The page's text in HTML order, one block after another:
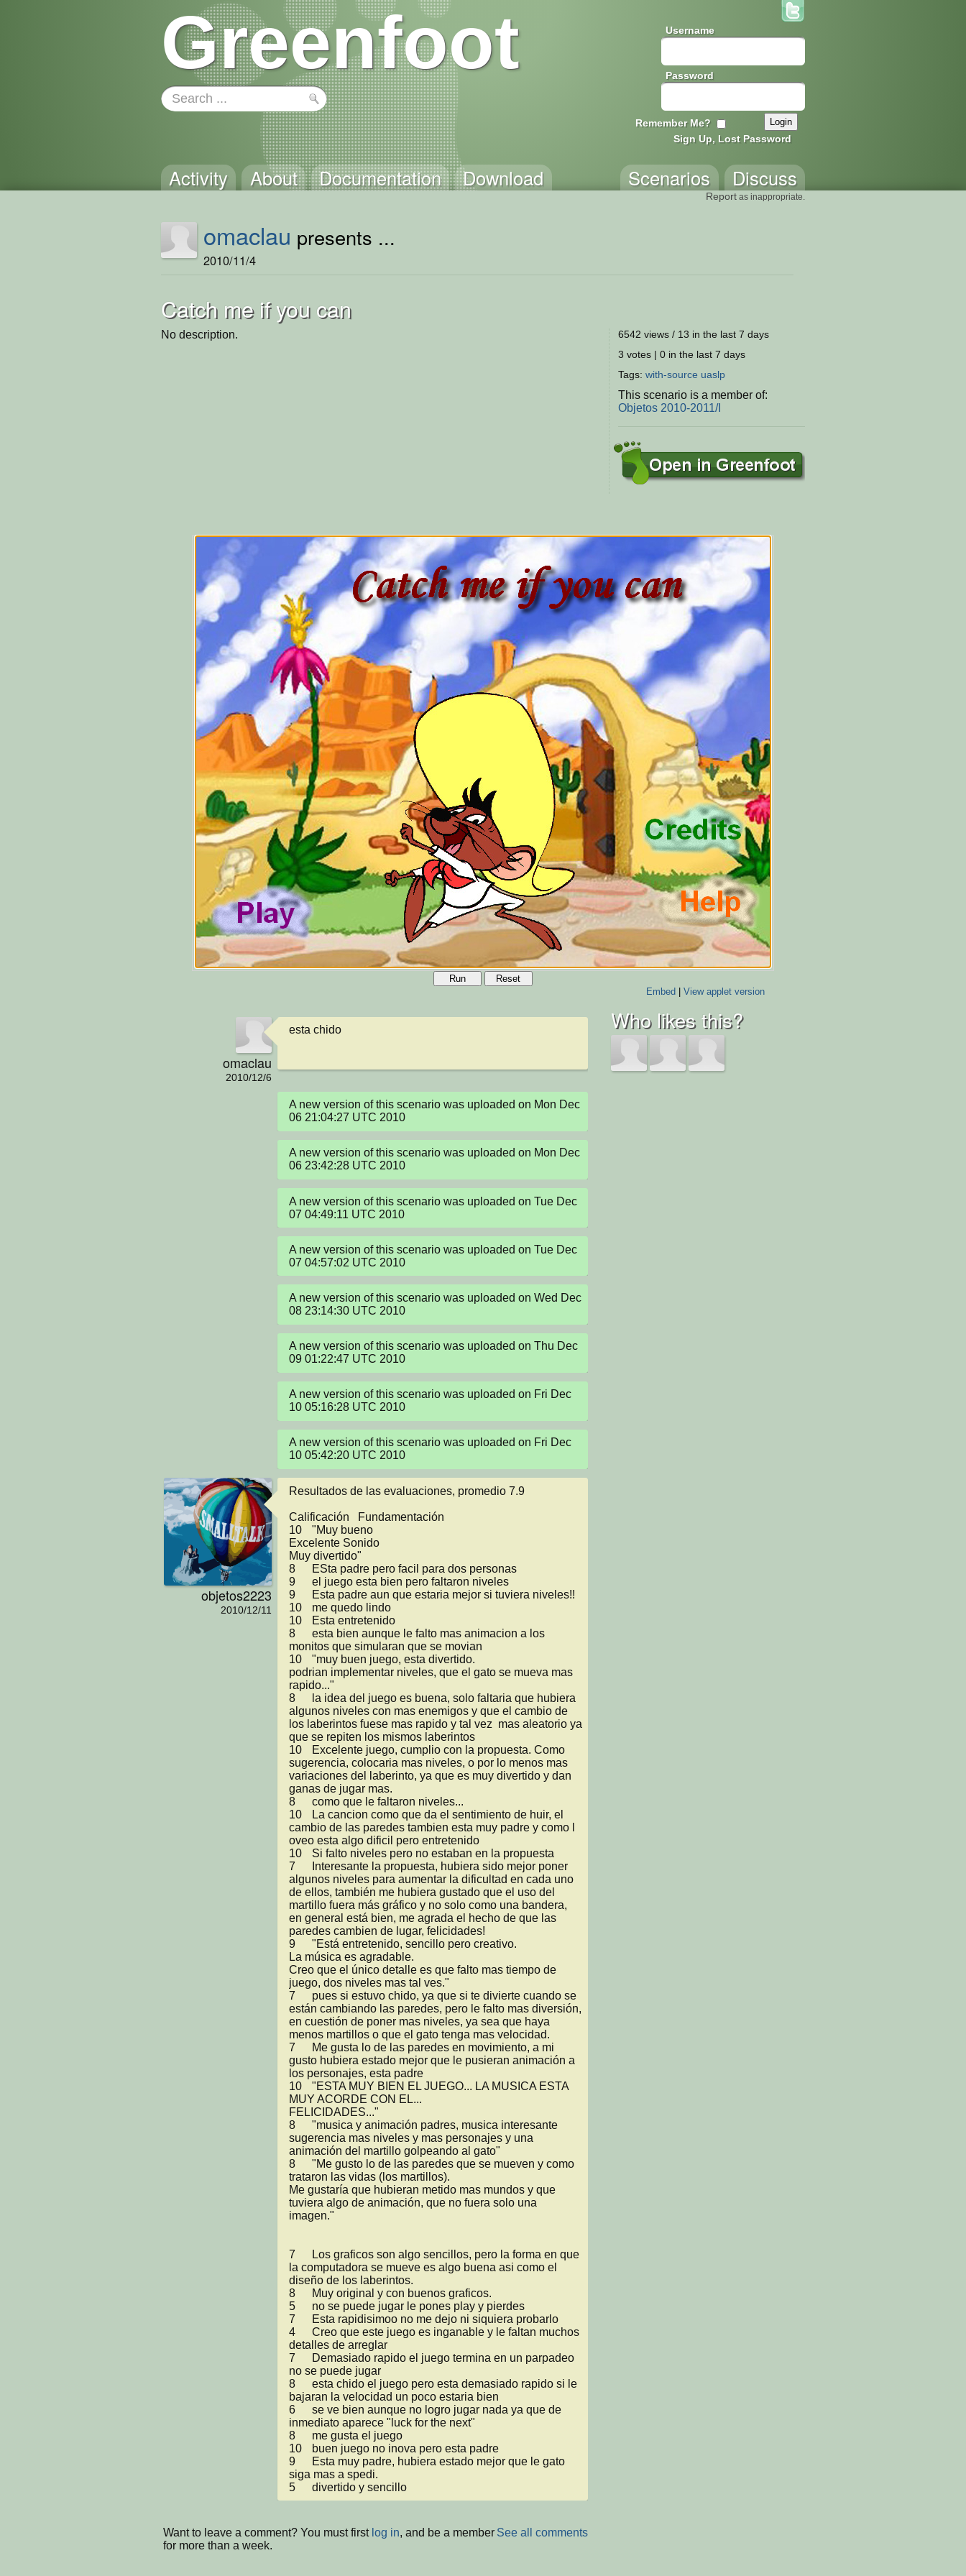
Greenfoot Username
Password
Remember Me?
Sign Up, Lost Password
Activity About Documentation Download Discuss
Scenarios
Report as inappropriate.
omaclau presents ...
2010/11/4
Catch me if you can
No description.
6542 views / 13 in the last 7 days
3 votes | 0 in the last 7 days
Tags: with-source uaslp
This scenario is a member of:
Objetos 2010-2011/I
Run
Reset
Embed| View applet version
omaclau
2010/12/6
esta chido
A new version of this scenario was uploaded on Mon Dec
06 21:04:27 UTC 2010
A new version of this scenario was uploaded on Mon Dec
06 23:42:28 UTC 2010
A new version of this scenario was uploaded on Tue Dec
07 04:49:11 UTC 2010
A new version of this scenario was uploaded on Tue Dec
07 04:57:02 UTC 2010
A new version of this scenario was uploaded on Wed Dec
08 23:14:30 UTC 2010
A new version of this scenario was uploaded on Thu Dec
09 01:22:47 UTC 2010
A new version of this scenario was uploaded on Fri Dec
10 05:16:28 UTC 2010
A new version of this scenario was uploaded on Fri Dec
10 05:42:20 UTC 2010
objetos2223
2010/12/11
Resultados de las evaluaciones, promedio 7.9
Calificación	Fundamentación
10	"Muy bueno
Excelente Sonido
Muy divertido"
8	ESta padre pero facil para dos personas
9	el juego esta bien pero faltaron niveles
9	Esta padre aun que estaria mejor si tuviera niveles!!
10	me quedo lindo
10	Esta entretenido
8	esta bien aunque le falto mas animacion a los
monitos que simularan que se movian
10	"muy buen juego, esta divertido.
podrian implementar niveles, que el gato se mueva mas
rapido..."
8	la idea del juego es buena, solo faltaria que hubiera
algunos niveles con mas enemigos y que el cambio de
los laberintos fuese mas rapido y tal vez  mas aleatorio ya
que se repiten los mismos laberintos
10	Excelente juego, cumplio con la propuesta. Como
sugerencia, colocaria mas niveles, o por lo menos mas
variaciones del laberinto, ya que es muy divertido y dan
ganas de jugar mas.
8	como que le faltaron niveles...
10	La cancion como que da el sentimiento de huir, el
cambio de las paredes tambien esta muy padre y como l
oveo esta algo dificil pero entretenido
10	Si falto niveles pero no estaban en la propuesta
7	Interesante la propuesta, hubiera sido mejor poner
algunos niveles para aumentar la dificultad en cada uno
de ellos, también me hubiera gustado que el uso del
martillo fuera más gráfico y no solo como una bandera,
en general está bien, me agrada el hecho de que las
paredes cambien de lugar, felicidades!
9	"Está entretenido, sencillo pero creativo.
La música es agradable.
Creo que el único detalle es que falto mas tiempo de
juego, dos niveles mas tal ves."
7	pues si estuvo chido, ya que si te divierte cuando se
están cambiando las paredes, pero le falto mas diversión,
en cuestión de poner mas niveles, ya sea que haya
menos martillos o que el gato tenga mas velocidad.
7	Me gusta lo de las paredes en movimiento, a mi
gusto hubiera estado mejor que le pusieran animación a
los personajes, esta padre
10	"ESTA MUY BIEN EL JUEGO... LA MUSICA ESTA
MUY ACORDE CON EL...
FELICIDADES..."
8	"musica y animación padres, musica interesante
sugerencia mas niveles y mas personajes y una
animación del martillo golpeando al gato"
8	"Me gusto lo de las paredes que se mueven y como
trataron las vidas (los martillos).
Me gustaría que hubieran metido mas mundos y que
tuviera algo de animación, que no fuera solo una
imagen."
7	Los graficos son algo sencillos, pero la forma en que
la computadora se mueve es algo buena asi como el
diseño de los laberintos.
8	Muy original y con buenos graficos.
5	no se puede jugar le pones play y pierdes
7	Esta rapidisimoo no me dejo ni siquiera probarlo
4	Creo que este juego es inganable y le faltan muchos
detalles de arreglar
7	Demasiado rapido el juego termina en un parpadeo
no se puede jugar
8	esta chido el juego pero esta demasiado rapido si le
bajaran la velocidad un poco estaria bien
6	se ve bien aunque no logro jugar nada ya que de
inmediato aparece "luck for the next"
8	me gusta el juego
10	buen juego no inova pero esta padre
9	Esta muy padre, hubiera estado mejor que le gato
siga mas a spedi.
5	divertido y sencillo
See all comments
Want to leave a comment? You must first log in, and be a member
for more than a week.
Who likes this?